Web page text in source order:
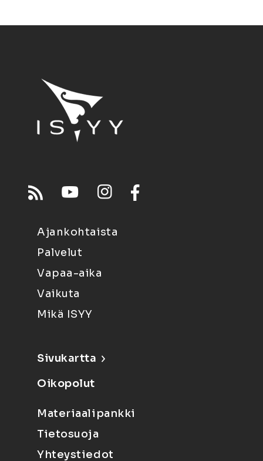
Ajankohtaista
Palvelut
Vapaa-aika
Vaikuta
Mikä ISYY
Sivukartta
Oikopolut
Materiaalipankki
Tietosuoja
Yhteystiedot